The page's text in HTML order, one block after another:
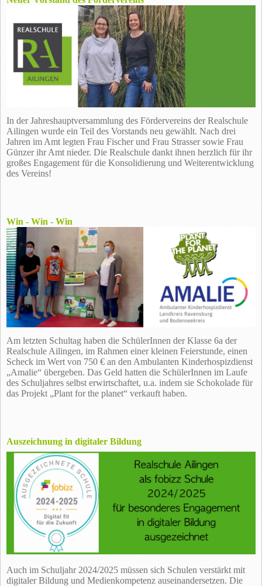
In der Jahreshauptversammlung des Fördervereins der Realschule
Ailingen wurde ein Teil des Vorstands neu gewählt. Nach drei
Jahren im Amt legten Frau Fischer und Frau Strasser sowie Frau
Günzer ihr Amt nieder. Die Realschule dankt ihnen herzlich für ihr
großes Engagement für die Konsolidierung und Weiterentwicklung
des Vereins!
Win - Win - Win
Am letzten Schultag haben die SchülerInnen der Klasse 6a der
Realschule Ailingen, im Rahmen einer kleinen Feierstunde, einen
Scheck im Wert von 750 € an den Ambulanten Kinderhospizdienst
„Amalie“ übergeben. Das Geld hatten die SchülerInnen im Laufe
des Schuljahres selbst erwirtschaftet, u.a. indem sie Schokolade für
das Projekt „Plant for the planet“ verkauft haben.
Auszeichnung in digitaler Bildung
Auch im Schuljahr 2024/2025 müssen sich Schulen verstärkt mit
digitaler Bildung und Medienkompetenz auseinandersetzen. Die